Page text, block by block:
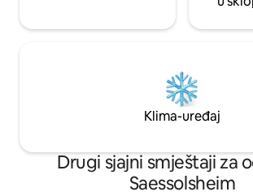
Klima-uređaj
Drugi sjajni smještaji za
Saessolsheim